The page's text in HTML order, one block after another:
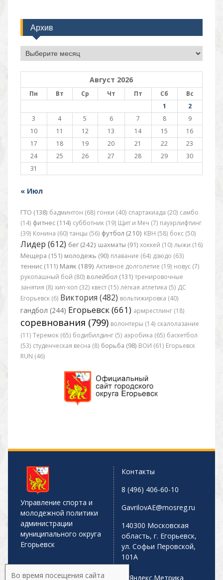
Архив
Архив
Август 2026
Пн Вт Ср Чт Пт Сб
Вс
1
2
3
4 5 6 7 8
9
10
11 12 13 14 15
16
17
18 19 20 21 22
23
24
25 26 27 28 29
30
31
« Июл
ГТО (138) бадминтон (68) гонки (40) спартакиада (20) самбо
(14) фитнес (114) субботник (19) Щит и Меч (7) пауэрлифтинг
(39) Конина (60) танцы (56) футбол (210) КВН (58) бокс (50)
Лидер (612) бег (242) шахматы (91) хоккей (10) лыжи (16)
Мещера (151) молодежь (90) плавание (64) дзюдо (63)
теннис (111) Маяк (189) Активное долголетие (19) новус (7)
рукопашный бой (80) волейбол (131) тренировочные
занятия (8) хип-хоп (32) квест (15) лёгкая атлетика (5) ДС
Егорьевск (6) Виктория (482) вольтижировка (40)
гандбол (244) Егорьевск (661) армрестлинг (18)
соревнования (799) волонтеры (14) скалолазание
(11) Теремок (65) бодибилдинг (5) аэробика (65) баскетбол
(53) студенческая весна (8) борьба (98) ВОИ (61) Егорьевск
RUN (46)
Управление спорта и
молодежной политики
администрации
муниципального округа
Егорьевск
Контакты
8 (496) 406-60-10
GavrilovAE@mosreg.ru
140300 Московская
область, г. Егорьевск,
ул. Софьи Перовской,
101А
Во время посещения сайта